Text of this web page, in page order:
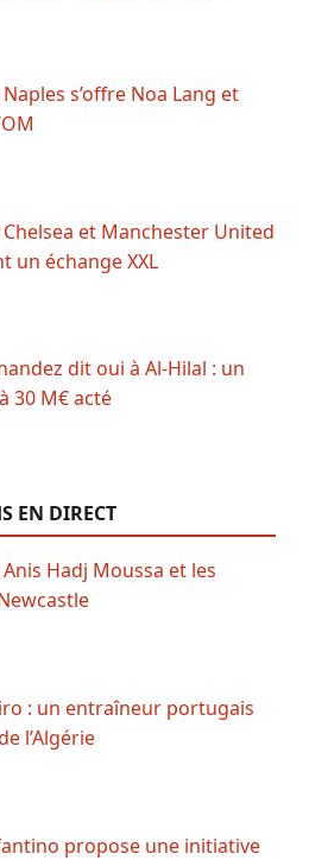
s’offre Noa Lang et
et Manchester United
un échange XXL
dit oui à Al-Hilal : un
30 M€ acté
EN DIRECT
Hadj Moussa et les
: un entraîneur portugais
l’Algérie
propose une initiative